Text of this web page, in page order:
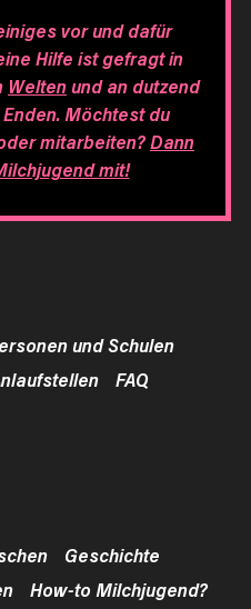
vor und dafür
Hilfe ist gefragt in
Weltenund an dutzend
Möchtest du
mitarbeiten?Dann
mit!
und Schulen
FAQ
Geschichte
How-to Milchjugend?